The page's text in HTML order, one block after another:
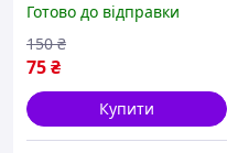
глянсовий акрил, з
принтом «дівчина
українка з вінком»,
протиу
Готово до відправки
75₴
150 ₴
Купити